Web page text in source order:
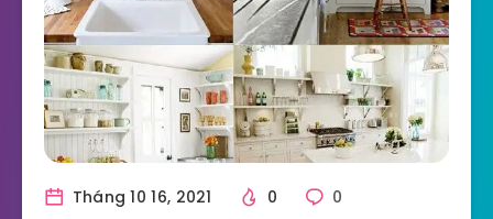
Tháng 10 16, 2021 0 0